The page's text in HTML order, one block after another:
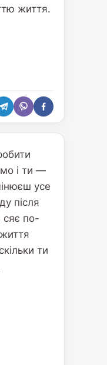
життя.
і ти —
усе
після
по-
ти